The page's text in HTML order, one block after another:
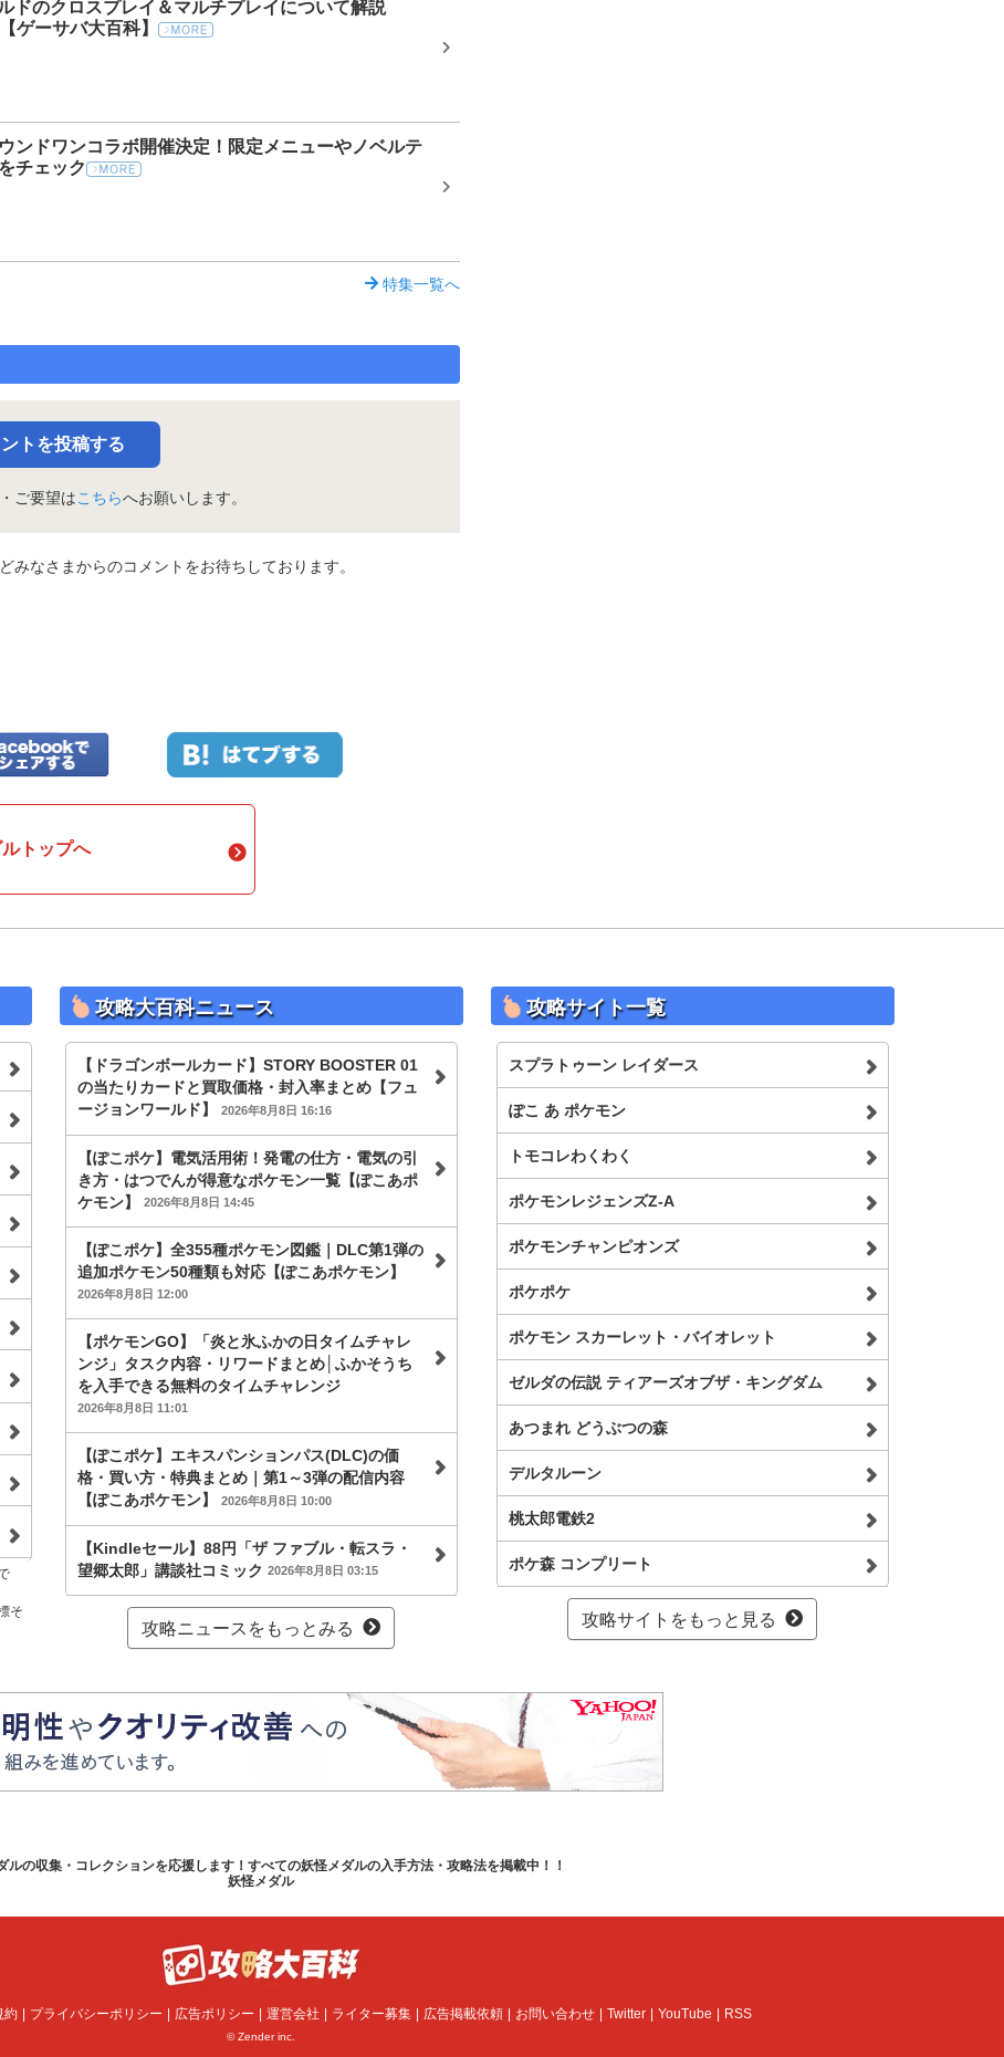
ドのクロスプレイ＆マルチプレイについて解説
ゲーサバ大百科】
ンドワンコラボ開催決定！限定メニューやノベルテ
チェック
特集一覧へ
トを投稿する
ご要望はこちらへお願いします。
みなさまからのコメントをお待ちしております。
トップへ
そ
攻略大百科ニュース
【ドラゴンボールカード】STORY BOOSTER 01
の当たりカードと買取価格・封入率まとめ【フュ
ージョンワールド】
2026年8月8日 16:16
【ぽこポケ】電気活用術！発電の仕方・電気の引
き方・はつでんが得意なポケモン一覧【ぽこあポ
ケモン】
2026年8月8日 14:45
【ぽこポケ】全355種ポケモン図鑑｜DLC第1弾の
追加ポケモン50種類も対応【ぽこあポケモン】
2026年8月8日 12:00
【ポケモンGO】「炎と氷ふかの日タイムチャレ
ンジ」タスク内容・リワードまとめ│ふかそうち
を入手できる無料のタイムチャレンジ
2026年8月8日 11:01
【ぽこポケ】エキスパンションパス(DLC)の価
格・買い方・特典まとめ｜第1～3弾の配信内容
【ぽこあポケモン】
2026年8月8日 10:00
【Kindleセール】88円「ザ ファブル・転スラ・
望郷太郎」講談社コミック 2026年8月8日 03:15
攻略ニュースをもっとみる
攻略サイト一覧
スプラトゥーン レイダース
ぽこ あ ポケモン
トモコレわくわく
ポケモンレジェンズZ-A
ポケモンチャンピオンズ
ポケポケ
ポケモン スカーレット・バイオレット
ゼルダの伝説 ティアーズオブザ・キングダム
あつまれ どうぶつの森
デルタルーン
桃太郎電鉄2
ポケ森 コンプリート
攻略サイトをもっと見る
ルの収集・コレクションを応援します！すべての妖怪メダルの入手方法・攻略法を掲載中！！
妖怪メダル
約 プライバシーポリシー 広告ポリシー 運営会社 ライター募集 広告掲載依頼 お問い合わせ Twitter YouTube RSS
© Zender inc.